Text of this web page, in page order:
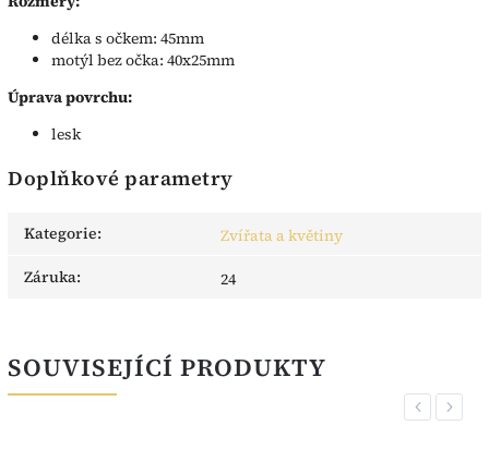
délka s očkem: 45mm
motýl bez očka: 40x25mm
Úprava povrchu:
lesk
Doplňkové parametry
Kategorie:
Zvířata a květiny
Záruka: 24
SOUVISEJÍCÍ PRODUKTY
Previous
Next